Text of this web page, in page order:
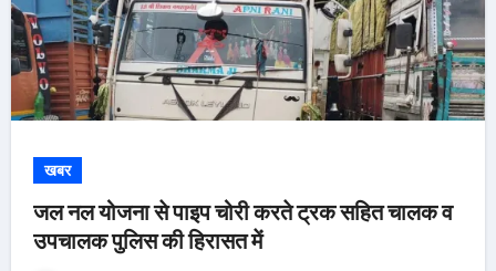
खबर
जल नल योजना से पाइप चोरी करते ट्रक सहित चालक व
उपचालक पुलिस की हिरासत में